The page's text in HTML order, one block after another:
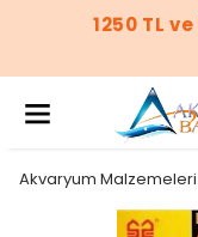
Akvaryum Malzemeleri